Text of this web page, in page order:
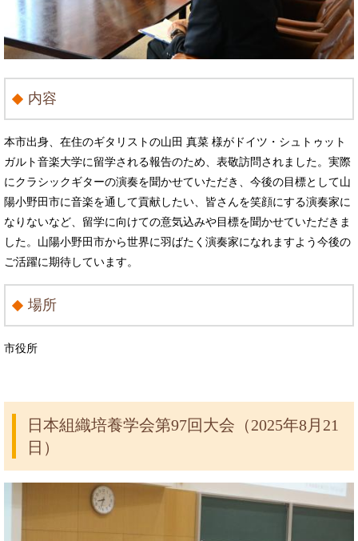
内容
本市出身、在住のギタリストの山田 真菜 様がドイツ・シュトゥット
ガルト音楽大学に留学される報告のため、表敬訪問されました。実際
にクラシックギターの演奏を聞かせていただき、今後の目標として山
陽小野田市に音楽を通して貢献したい、皆さんを笑顔にする演奏家に
なりないなど、留学に向けての意気込みや目標を聞かせていただきま
した。山陽小野田市から世界に羽ばたく演奏家になれますよう今後の
ご活躍に期待しています。
場所
市役所
日本組織培養学会第97回大会（2025年8月21
日）